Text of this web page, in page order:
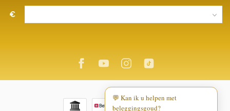
€
💬 Kan ik u helpen met
beleggingsgoud?